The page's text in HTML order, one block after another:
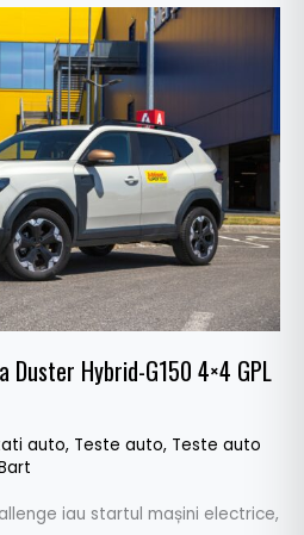
Duster Hybrid-G150 4×4 GPL
auto, Teste auto, Teste auto
iau startul mașini electrice,